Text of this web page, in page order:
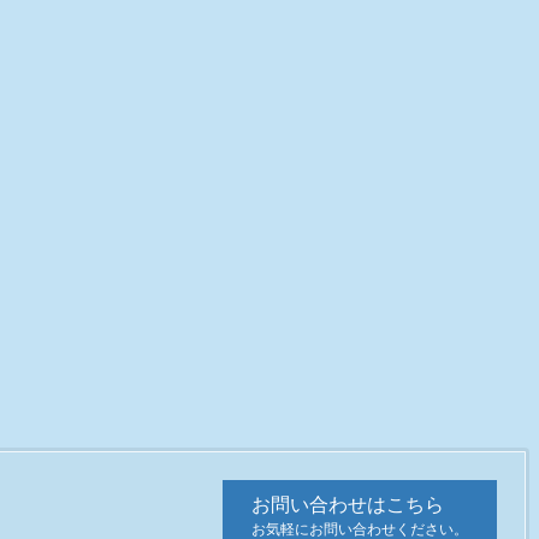
お問い合わせはこちら
お気軽にお問い合わせください。